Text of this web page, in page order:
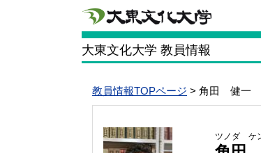
大東文化大学 教員情報
教員情報TOPページ > 角田 健一
ツノダ ケ